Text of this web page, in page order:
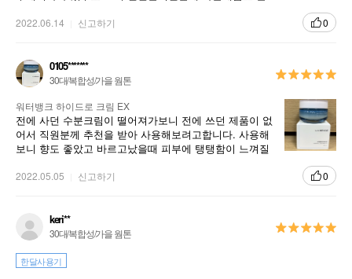
베지터블에서 추출한 그린 미네랄 워터의 수분 충
수분감 넘치고 맑게 빛나는 피부를 선사하는 수분
·보습 크림
Video
2022.06.14 신고하기 0
0105*******
30대/복합성/가을 웜톤
워터뱅크 하이드로 크림 EX
전에 사던 수분크림이 떨어져가보니 전에 쓰던 제품이 없
어서 직원분께 추천을 받아 사용해보려고합니다. 사용해
보니 향도 좋았고 바르고났을때 피부에 탱탱함이 느껴질
매할께요
2022.05.05 신고하기 0
keri**
30대/복합성/가을 웜톤
한달사용기